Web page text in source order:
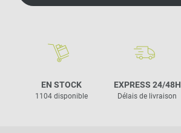
EN STOCK
1104 disponible
EXPRESS 24/48H
Délais de livraison